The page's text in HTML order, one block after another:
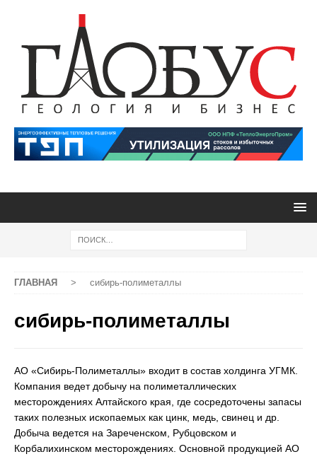
ГЛАВНАЯ > сибирь-полиметаллы
сибирь-полиметаллы
АО «Сибирь-Полиметаллы» входит в состав холдинга УГМК.
Компания ведет добычу на полиметаллических
месторождениях Алтайского края, где сосредоточены запасы
таких полезных ископаемых как цинк, медь, свинец и др.
Добыча ведется на Зареченском, Рубцовском и
Корбалихинском месторождениях. Основной продукцией АО